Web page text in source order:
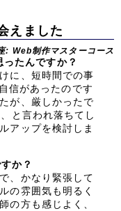
えました
: Web制作マスターコース
たんですか？
に、短時間での事
信があったのです
が、厳しかったで
と言われ落ちてし
アップを検討しま
か？
、かなり緊張して
の雰囲気も明るく
の方も感じよく、